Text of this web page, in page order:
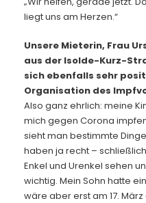
liegt uns am Herzen.“
Unsere Mieterin, Frau
aus der Isolde-Kurz-
sich ebenfalls sehr
Organisation des
Also ganz ehrlich: meine
mich gegen Corona
sieht man bestimmte
haben ja recht –
Enkel und Urenkel sehen
wichtig. Mein Sohn hatte
wäre aber erst am 17.